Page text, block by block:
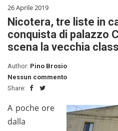
26 Aprile 2019
Nicotera, tre liste in
conquista di palazzo
scena la vecchia
Author: Pino Brosio
Nessun commento
Share:
A poche ore
dalla